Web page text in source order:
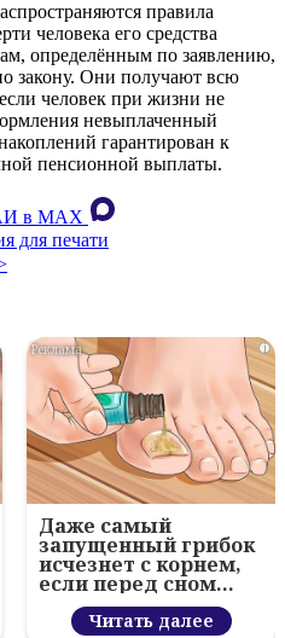
правила
человека его средства
определённым по заявлению,
закону. Они получают всю
человек при жизни не
невыплаченный
гарантирован к
пенсионной выплаты.
в MAХ
для печати
i
Даже самый
запущенный грибок
исчезнет с корнем,
если перед сном…
Читать далее